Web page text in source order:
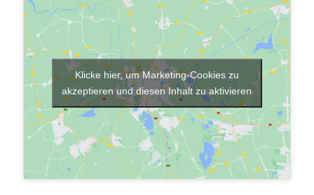
Klicke hier, um Marketing-Cookies zu
akzeptieren und diesen Inhalt zu aktivieren